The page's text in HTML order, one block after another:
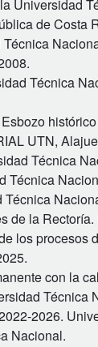
Universidad
de Costa
Técnica
UTN,
Técnica
Técnica
Técnica
de la
los procesos
con la
Técnica
2026.
Nacional.